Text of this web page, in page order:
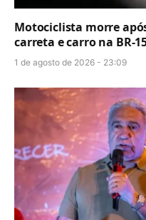
Motociclista morre
carreta e carro na BR-
1 de agosto de 2026 - 23:09